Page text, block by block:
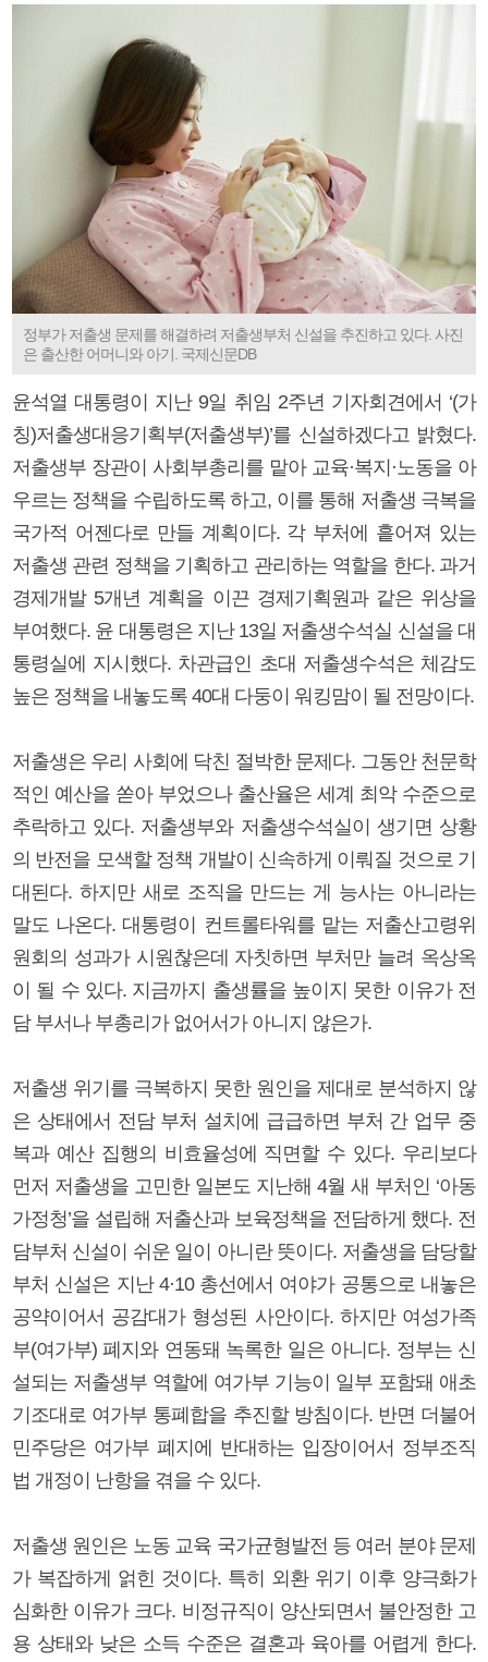
정부가 저출생 문제를 해결하려 저출생부처 신설을 추진하고 있다. 사진
은 출산한 어머니와 아기. 국제신문DB
윤석열 대통령이 지난 9일 취임 2주년 기자회견에서 ‘(가
칭)저출생대응기획부(저출생부)’를 신설하겠다고 밝혔다.
저출생부 장관이 사회부총리를 맡아 교육·복지·노동을 아
우르는 정책을 수립하도록 하고, 이를 통해 저출생 극복을
국가적 어젠다로 만들 계획이다. 각 부처에 흩어져 있는
저출생 관련 정책을 기획하고 관리하는 역할을 한다. 과거
경제개발 5개년 계획을 이끈 경제기획원과 같은 위상을
부여했다. 윤 대통령은 지난 13일 저출생수석실 신설을 대
통령실에 지시했다. 차관급인 초대 저출생수석은 체감도
높은 정책을 내놓도록 40대 다둥이 워킹맘이 될 전망이다.
저출생은 우리 사회에 닥친 절박한 문제다. 그동안 천문학
적인 예산을 쏟아 부었으나 출산율은 세계 최악 수준으로
추락하고 있다. 저출생부와 저출생수석실이 생기면 상황
의 반전을 모색할 정책 개발이 신속하게 이뤄질 것으로 기
대된다. 하지만 새로 조직을 만드는 게 능사는 아니라는
말도 나온다. 대통령이 컨트롤타워를 맡는 저출산고령위
원회의 성과가 시원찮은데 자칫하면 부처만 늘려 옥상옥
이 될 수 있다. 지금까지 출생률을 높이지 못한 이유가 전
담 부서나 부총리가 없어서가 아니지 않은가.
저출생 위기를 극복하지 못한 원인을 제대로 분석하지 않
은 상태에서 전담 부처 설치에 급급하면 부처 간 업무 중
복과 예산 집행의 비효율성에 직면할 수 있다. 우리보다
먼저 저출생을 고민한 일본도 지난해 4월 새 부처인 ‘아동
가정청’을 설립해 저출산과 보육정책을 전담하게 했다. 전
담부처 신설이 쉬운 일이 아니란 뜻이다. 저출생을 담당할
부처 신설은 지난 4·10 총선에서 여야가 공통으로 내놓은
공약이어서 공감대가 형성된 사안이다. 하지만 여성가족
부(여가부) 폐지와 연동돼 녹록한 일은 아니다. 정부는 신
설되는 저출생부 역할에 여가부 기능이 일부 포함돼 애초
기조대로 여가부 통폐합을 추진할 방침이다. 반면 더불어
민주당은 여가부 폐지에 반대하는 입장이어서 정부조직
법 개정이 난항을 겪을 수 있다.
저출생 원인은 노동 교육 국가균형발전 등 여러 분야 문제
가 복잡하게 얽힌 것이다. 특히 외환 위기 이후 양극화가
심화한 이유가 크다. 비정규직이 양산되면서 불안정한 고
용 상태와 낮은 소득 수준은 결혼과 육아를 어렵게 한다.